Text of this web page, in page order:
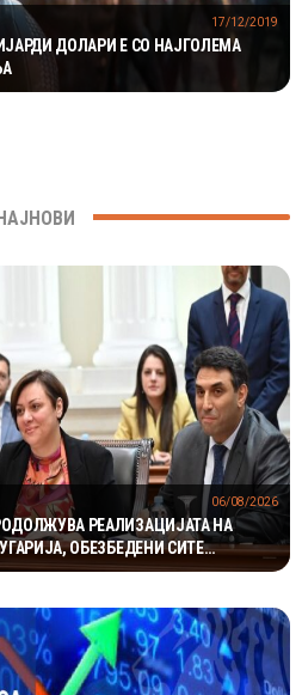
ДОЛАРИ Е СО НАЈГОЛЕМА
17/12/2019
РЕАЛИЗАЦИЈАТА НА
ОБЕЗБЕДЕНИ СИТЕ
06/08/2026